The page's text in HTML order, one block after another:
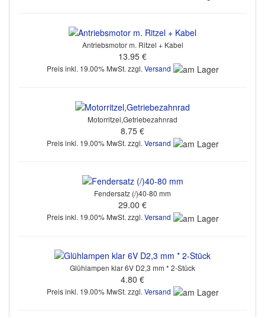
Antriebsmotor m. Ritzel + Kabel
13.95 €
Preis inkl. 19.00% MwSt. zzgl. Versand
Motorritzel,Getriebezahnrad
8.75 €
Preis inkl. 19.00% MwSt. zzgl. Versand
Fendersatz (/)40-80 mm
29.00 €
Preis inkl. 19.00% MwSt. zzgl.Versand
Glühlampen klar 6V D2,3 mm * 2-Stück
4.80 €
Preis inkl. 19.00% MwSt. zzgl. Versand